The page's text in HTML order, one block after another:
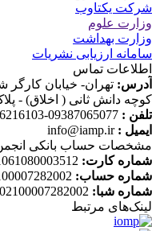
یکتاوب
علوم
بهداشت
ارزیابی نشریات
تماس
تهران- خیابان کارگر
دانش ثانی ( اخلاق) - پلاک ۱۵ طبقه
:
09387065077-09966216103
:
info@iamp.ir
حساب بانکی انجمن
کارت:
حساب:
شبا:
مرتبط